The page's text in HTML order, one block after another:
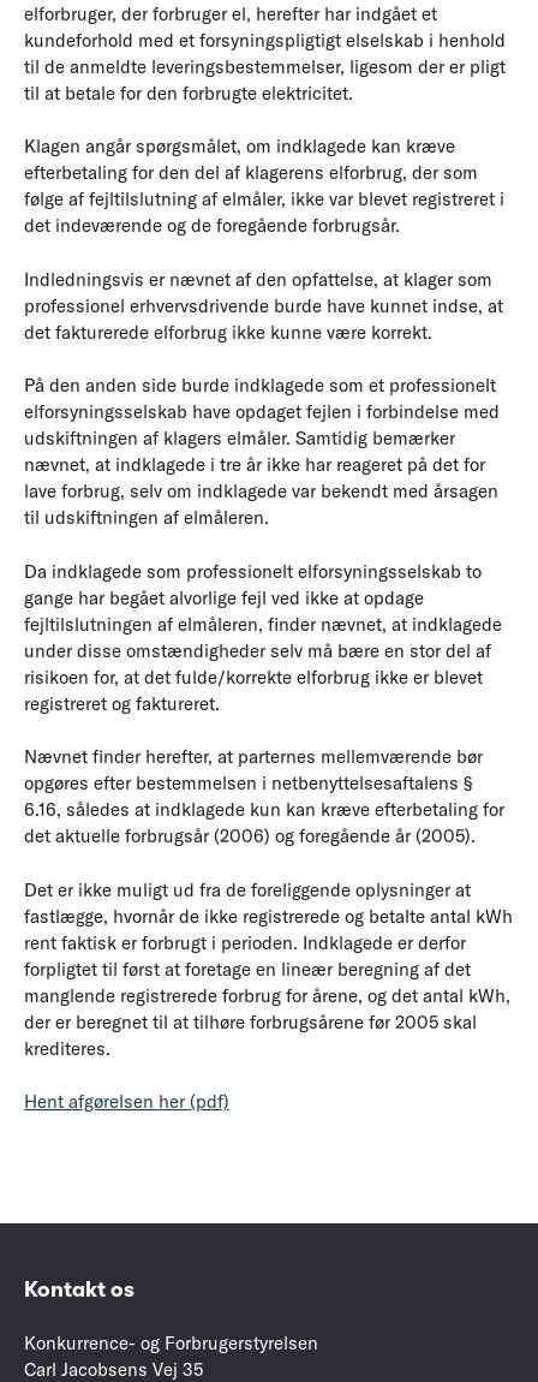
elforbruger, der forbruger el, herefter har indgået et
kundeforhold med et forsyningspligtigt elselskab i henhold
til de anmeldte leveringsbestemmelser, ligesom der er pligt
til at betale for den forbrugte elektricitet.
Klagen angår spørgsmålet, om indklagede kan kræve
efterbetaling for den del af klagerens elforbrug, der som
følge af fejltilslutning af elmåler, ikke var blevet registreret i
det indeværende og de foregående forbrugsår.
Indledningsvis er nævnet af den opfattelse, at klager som
professionel erhvervsdrivende burde have kunnet indse, at
det fakturerede elforbrug ikke kunne være korrekt.
På den anden side burde indklagede som et professionelt
elforsyningsselskab have opdaget fejlen i forbindelse med
udskiftningen af klagers elmåler. Samtidig bemærker
nævnet, at indklagede i tre år ikke har reageret på det for
lave forbrug, selv om indklagede var bekendt med årsagen
til udskiftningen af elmåleren.
Da indklagede som professionelt elforsyningsselskab to
gange har begået alvorlige fejl ved ikke at opdage
fejltilslutningen af elmåleren, finder nævnet, at indklagede
under disse omstændigheder selv må bære en stor del af
risikoen for, at det fulde/korrekte elforbrug ikke er blevet
registreret og faktureret.
Nævnet finder herefter, at parternes mellemværende bør
opgøres efter bestemmelsen i netbenyttelsesaftalens §
6.16, således at indklagede kun kan kræve efterbetaling for
det aktuelle forbrugsår (2006) og foregående år (2005).
Det er ikke muligt ud fra de foreliggende oplysninger at
fastlægge, hvornår de ikke registrerede og betalte antal kWh
rent faktisk er forbrugt i perioden. Indklagede er derfor
forpligtet til først at foretage en lineær beregning af det
manglende registrerede forbrug for årene, og det antal kWh,
der er beregnet til at tilhøre forbrugsårene før 2005 skal
krediteres.
Hent afgørelsen her (pdf)
Kontakt os
Konkurrence- og Forbrugerstyrelsen
Carl Jacobsens Vej 35